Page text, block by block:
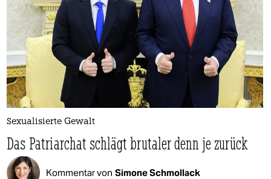
Sexualisierte Gewalt
Das Patriarchat schlägt brutaler denn je zurück
Kommentar von Simone Schmollack